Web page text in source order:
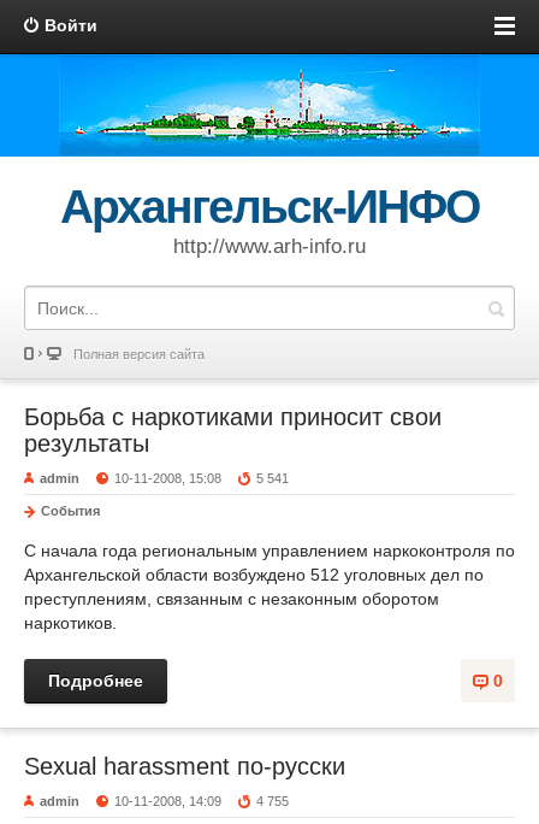
Войти
Архангельск-ИНФО
http://www.arh-info.ru
Полная версия сайта
Борьба с наркотиками приносит свои
результаты
admin 10-11-2008, 15:08 5 541
События
С начала года региональным управлением наркоконтроля по
Архангельской области возбуждено 512 уголовных дел по
преступлениям, связанным с незаконным оборотом
наркотиков.
0
Подробнее
Sexual harassment по-русски
admin 10-11-2008, 14:09 4 755